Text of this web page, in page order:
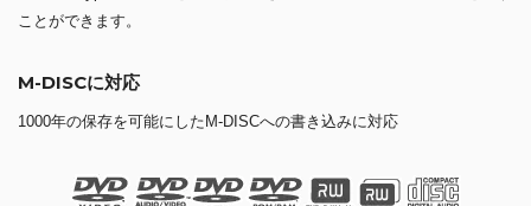
ことができます。
M-DISCに対応
1000年の保存を可能にしたM-DISCへの書き込みに対応